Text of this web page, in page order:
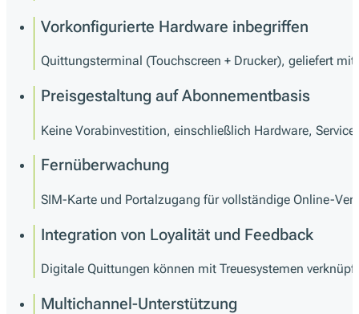
Vorkonfigurierte Hardware inbegriffen
Quittungsterminal (Touchscreen + Drucker), geliefert
Preisgestaltung auf Abonnementbasis
Keine Vorabinvestition, einschließlich Hardware,
Fernüberwachung
SIM-Karte und Portalzugang für vollständige Online-
Integration von Loyalität und Feedback
Digitale Quittungen können mit Treuesystemen
Multichannel-Unterstützung